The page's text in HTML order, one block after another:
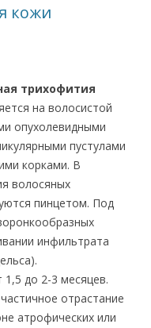
кожи
трихофития
на волосистой
опухолевидными
пустулами
корками. В
волосяных
пинцетом. Под
инфильтрата
до 2-3 месяцев.
отрастание
атрофических или